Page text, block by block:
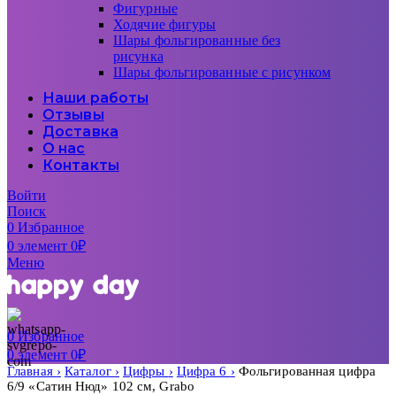
Фигурные
Ходячие фигуры
Шары фольгированные без
рисунка
Шары фольгированные с рисунком
Наши работы
Отзывы
Доставка
О нас
Контакты
Войти
Поиск
0Избранное
0элемент 0₽
Меню
0Избранное
0элемент 0₽
Главная Каталог Цифры Цифра 6
Фольгированная цифра
6/9 «Сатин Нюд» 102 см, Grabo